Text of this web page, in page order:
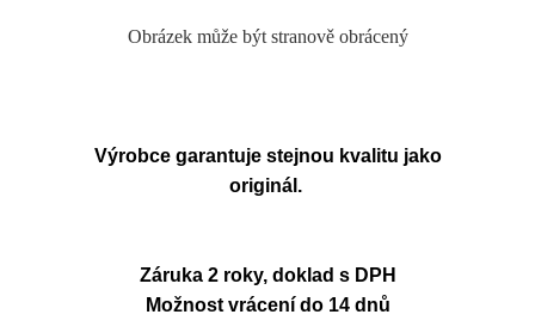
Obrázek může být stranově obrácený
Výrobce garantuje stejnou kvalitu jako
originál.
Záruka 2 roky, doklad s DPH
Možnost vrácení do 14 dnů